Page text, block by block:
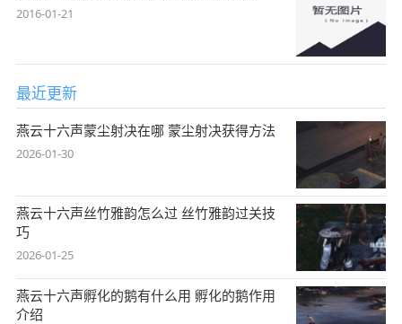
2016-01-21
最近更新
燕云十六声蒙尘射决在哪 蒙尘射决获得方法
2026-01-30
燕云十六声丝竹雅韵怎么过 丝竹雅韵过关技
巧
2026-01-25
燕云十六声孵化的鹅有什么用 孵化的鹅作用
介绍